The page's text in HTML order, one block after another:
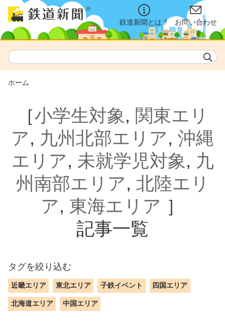
鉄道新聞とは？ お問い合わせ
ホーム
［小学生対象, 関東エリ
ア, 九州北部エリア, 沖縄
エリア, 未就学児対象, 九
州南部エリア, 北陸エリ
ア, 東海エリア ］
記事一覧
タグを絞り込む
近畿エリア 東北エリア 子鉄イベント 四国エリア
北海道エリア 中国エリア